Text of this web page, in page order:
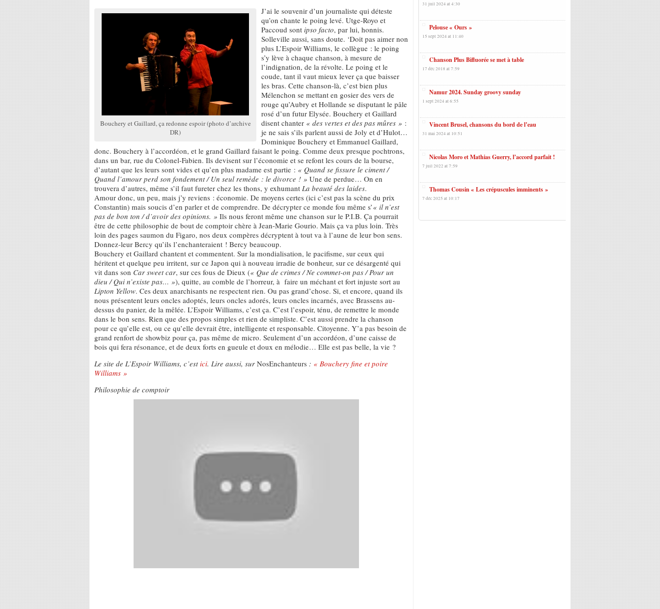
Bouchery et Gaillard, ça redonne espoir (photo d’archive
DR)
J’ai le souvenir d’un journaliste qui déteste
qu’on chante le poing levé. Utge-Royo et
Paccoud sont ipso facto, par lui, honnis.
Solleville aussi, sans doute. ‘Doit pas aimer non
plus L’Espoir Williams, le collègue : le poing
s’y lève à chaque chanson, à mesure de
l’indignation, de la révolte. Le poing et le
coude, tant il vaut mieux lever ça que baisser
les bras. Cette chanson-là, c’est bien plus
Mélenchon se mettant en gosier des vers de
rouge qu’Aubry et Hollande se disputant le pâle
rosé d’un futur Elysée. Bouchery et Gaillard
disent chanter « des vertes et des pas mûres » :
je ne sais s’ils parlent aussi de Joly et d’Hulot…
Dominique Bouchery et Emmanuel Gaillard,
donc. Bouchery à l’accordéon, et le grand Gaillard faisant le poing. Comme deux presque pochtrons,
dans un bar, rue du Colonel-Fabien. Ils devisent sur l’économie et se refont les cours de la bourse,
d’autant que les leurs sont vides et qu’en plus madame est partie : « Quand se fissure le ciment /
Quand l’amour perd son fondement / Un seul remède : le divorce ! » Une de perdue… On en
trouvera d’autres, même s’il faut fureter chez les thons, y exhumant La beauté des laides.
Amour donc, un peu, mais j’y reviens : économie. De moyens certes (ici c’est pas la scène du prix
Constantin) mais soucis d’en parler et de comprendre. De décrypter ce monde fou même s’« il n’est
pas de bon ton / d’avoir des opinions. » Ils nous feront même une chanson sur le P.I.B. Ça pourrait
être de cette philosophie de bout de comptoir chère à Jean-Marie Gourio. Mais ça va plus loin. Très
loin des pages saumon du Figaro, nos deux compères décryptent à tout va à l’aune de leur bon sens.
Donnez-leur Bercy qu’ils l’enchanteraient ! Bercy beaucoup.
Bouchery et Gaillard chantent et commentent. Sur la mondialisation, le pacifisme, sur ceux qui
héritent et quelque peu irritent, sur ce Japon qui à nouveau irradie de bonheur, sur ce désargenté qui
vit dans son Car sweet car, sur ces fous de Dieux (« Que de crimes / Ne commet-on pas / Pour un
dieu / Qui n’existe pas… »), quitte, au comble de l’horreur, à faire un méchant et fort injuste sort au
Lipton Yellow. Ces deux anarchisants ne respectent rien. Ou pas grand’chose. Si, et encore, quand ils
nous présentent leurs oncles adoptés, leurs oncles adorés, leurs oncles incarnés, avec Brassens au-
dessus du panier, de la mêlée. L’Espoir Williams, c’est ça. C’est l’espoir, ténu, de remettre le monde
dans le bon sens. Rien que des propos simples et rien de simpliste. C’est aussi prendre la chanson
pour ce qu’elle est, ou ce qu’elle devrait être, intelligente et responsable. Citoyenne. Y’a pas besoin de
grand renfort de showbiz pour ça, pas même de micro. Seulement d’un accordéon, d’une caisse de
bois qui fera résonance, et de deux forts en gueule et doux en mélodie… Elle est pas belle, la vie ?
Le site de L’Espoir Williams, c’estici. Lire aussi, sur NosEnchanteurs : « Bouchery fine et poire
Williams »
Philosophie de comptoir
31 juil 2024 at 4:30
Pelouse « Ours »
15 sept 2024 at 11:40
Chanson Plus Bifluorée se met à table
17 déc 2018 at 7:59
Namur 2024. Sunday groovy sunday
1 sept 2024 at 6:55
Vincent Brusel, chansons du bord de l’eau
31 mai 2024 at 10:51
Nicolas Moro et Mathias Guerry, l’accord parfait !
7 juil 2022 at 7:59
Thomas Cousin « Les crépuscules imminents »
7 déc 2025 at 10:17